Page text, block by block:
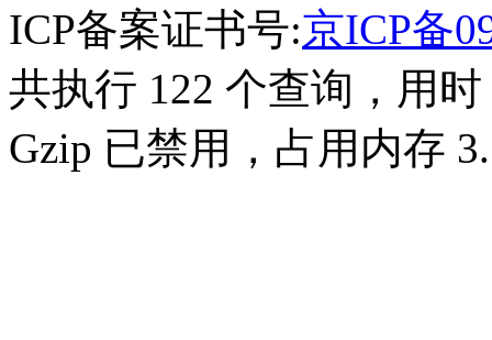
ICP备案证书号:京ICP备
共执行 122 个查询，用
Gzip 已禁用，占用内存